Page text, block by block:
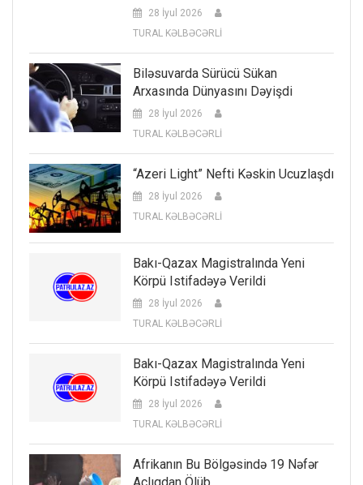
28 İyul 2026
TURAL KƏLBƏCƏRLİ
Biləsuvarda Sürücü Sükan
Arxasında Dünyasını Dəyişdi
28 İyul 2026
TURAL KƏLBƏCƏRLİ
“Azeri Light” Nefti Kəskin Ucuzlaşdı
28 İyul 2026
TURAL KƏLBƏCƏRLİ
Bakı-Qazax Magistralında Yeni
Körpü Istifadəyə Verildi
28 İyul 2026
TURAL KƏLBƏCƏRLİ
Bakı-Qazax Magistralında Yeni
Körpü Istifadəyə Verildi
28 İyul 2026
TURAL KƏLBƏCƏRLİ
Afrikanın Bu Bölgəsində 19 Nəfər